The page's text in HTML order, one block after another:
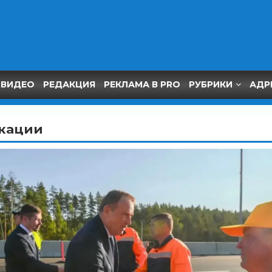
ВИДЕО РЕДАКЦИЯ РЕКЛАМА В PRO РУБРИКИ